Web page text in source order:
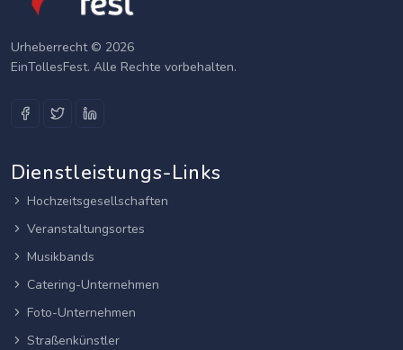
Urheberrecht © 2026
EinTollesFest. Alle Rechte vorbehalten.
Dienstleistungs-Links
Hochzeitsgesellschaften
Veranstaltungsortes
Musikbands
Catering-Unternehmen
Foto-Unternehmen
Straßenkünstler